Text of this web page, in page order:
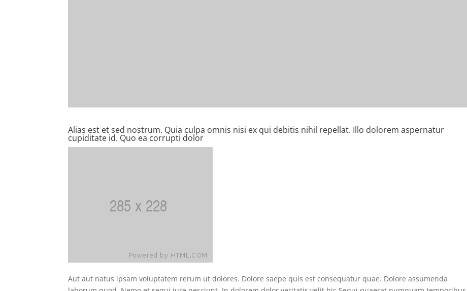
Alias est et sed nostrum. Quia culpa omnis nisi ex qui debitis nihil repellat. Illo dolorem aspernatur
cupiditate id. Quo ea corrupti dolor
Aut aut natus ipsam voluptatem rerum ut dolores. Dolore saepe quis est consequatur quae. Dolore assumenda